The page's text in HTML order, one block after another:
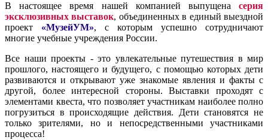
В настоящее время нашей компанией выпущена серия
эксклюзивных выставок, объединенных в единый выездной
проект «МузейУМ», с которым успешно сотрудничают
многие учебные учреждения России.
Все наши проекты - это увлекательные путешествия в мир
прошлого, настоящего и будущего, с помощью которых дети
развиваются и открывают уже знакомые явления и факты с
другой, более интересной стороны. Выставки проходят с
элементами квеста, что позволяет участникам наиболее полно
погрузиться в происходящие действия. Дети становятся не
только зрителями, но и непосредственными участниками
процесса!